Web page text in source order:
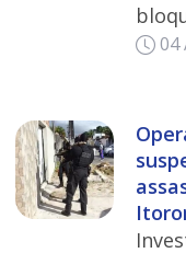
04